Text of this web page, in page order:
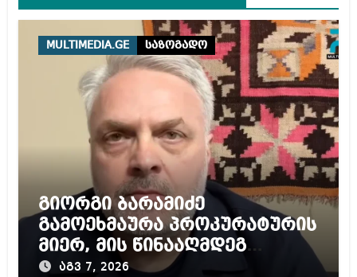
MULTIMEDIA.GE საზოგადო
გიორგი ბარამიძე
გამოეხმაურა პროკურატურის
მიერ, მის წინააღმდეგ
დაწყებულ გამოძიებას
აგვ 7, 2026